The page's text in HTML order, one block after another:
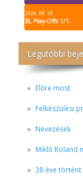
2026. 08. 18.
BL Play-Offs 1/1.
Legutóbbi
Előre most
Felkészülési
Nevezések
Mikló Roland
38 éve történt